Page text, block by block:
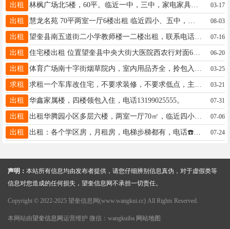
出租 林枫广场北5楼，60平。临近一中，三中，家电家具齐全拎包入住，年租金6000。联系电话13704558370，13945513177 03-17
出租 08-03
出租 望奎县南五道街二小学教师楼一二楼出租，联系电话13329458806 07-16
出租 住宅楼出租 位置望奎县中央大街大医院西农行对面60平，低价出租出卖。周边离一中，五中，大医院近，周边商贸繁华，适合陪读养老人群居住，联系电话17845540909。 06-20
出租 03-25
求租 03-21
出租 华鑫家属楼，四楼领包入住，电话13199025555。 07-31
出租 出租华腾园小区多层六楼，两室一厅70㎡，临近四小五中，领包入住，价格便宜，价格便宜，价格便宜，有意者电话联系☎18746559922，非诚勿扰，谢谢！ 07-06
出租 出租：各个学区房，月租房，电梯步梯都有，电话☎️18604550687 07-24
声明： 本站所有信息均由发布者提供，请您仔细辨别信息真伪，对于虚假类等
信息对您造成的任何损失，望奎信息网不承担一切责任。
Copyright © 2022-2025 望奎信息网(www.wangkui.cc) All Rights Reserved.
本网站由望奎信息网 运营维护 微信：wangkuiba 网站地图